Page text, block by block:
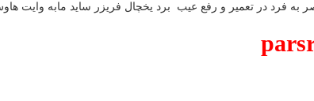
به فرد در تعمیر و رفع عیب برد یخچال فریزر ساید مابه وایت